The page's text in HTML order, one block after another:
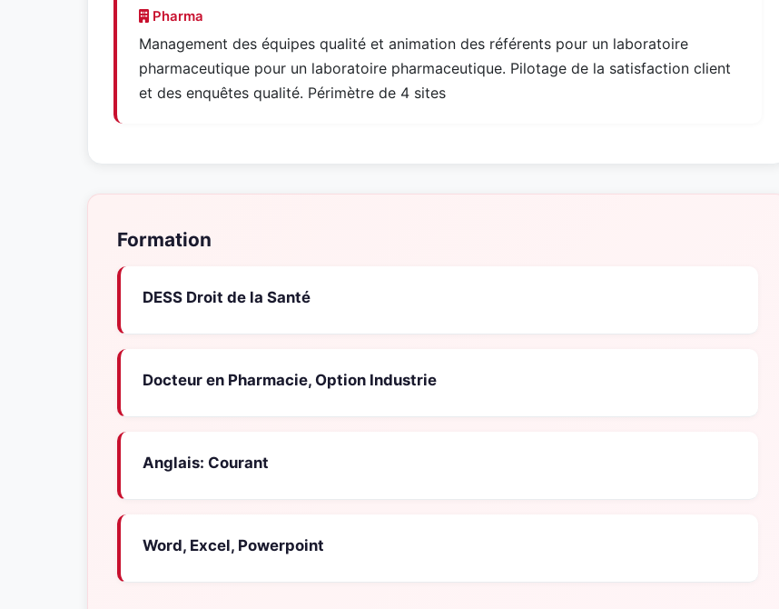
Pharma
Management des équipes qualité et animation des référents pour un laboratoire
pharmaceutique pour un laboratoire pharmaceutique. Pilotage de la satisfaction client
et des enquêtes qualité. Périmètre de 4 sites
Formation
DESS Droit de la Santé
Docteur en Pharmacie, Option Industrie
Anglais: Courant
Word, Excel, Powerpoint